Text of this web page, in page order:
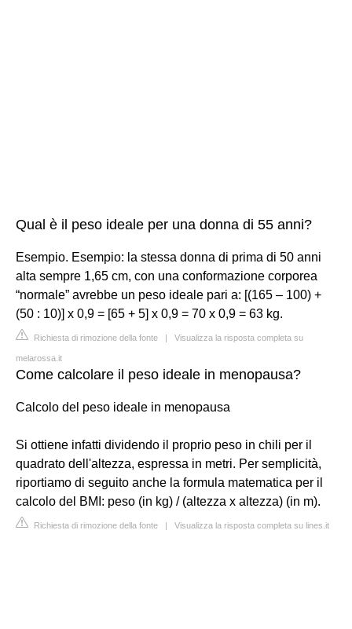
Qual è il peso ideale per una donna di 55 anni?
Esempio. Esempio: la stessa donna di prima di 50 anni
alta sempre 1,65 cm, con una conformazione corporea
“normale” avrebbe un peso ideale pari a: [(165 – 100) +
(50 : 10)] x 0,9 = [65 + 5] x 0,9 = 70 x 0,9 = 63 kg.
Richiesta di rimozione della fonte | Visualizza la risposta completa su
melarossa.it
Come calcolare il peso ideale in menopausa?
Calcolo del peso ideale in menopausa
Si ottiene infatti dividendo il proprio peso in chili per il
quadrato dell'altezza, espressa in metri. Per semplicità,
riportiamo di seguito anche la formula matematica per il
calcolo del BMI: peso (in kg) / (altezza x altezza) (in m).
Richiesta di rimozione della fonte | Visualizza la risposta completa su lines.it